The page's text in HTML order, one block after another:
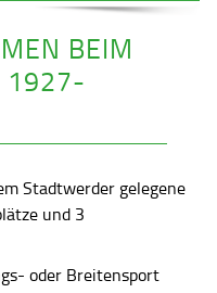
BEIM
1927-
Stadtwerder gelegene
und 3
oder Breitensport